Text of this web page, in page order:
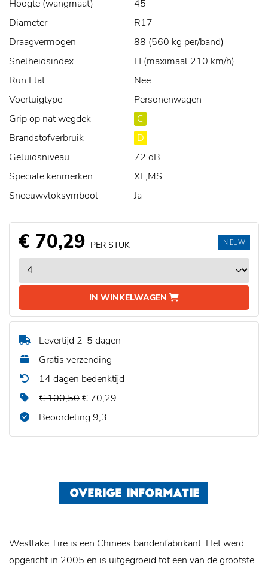
Hoogte (wangmaat)
45
Diameter
R17
Draagvermogen
88 (560 kg per/band)
Snelheidsindex
H (maximaal 210 km/h)
Run Flat
Nee
Voertuigtype
Personenwagen
Grip op nat wegdek
C
Brandstofverbruik
D
Geluidsniveau
72 dB
Speciale kenmerken
XL,MS
Sneeuwvloksymbool
Ja
€ 70,29 PER STUK
IN WINKELWAGEN
NIEUW
Levertijd 2-5 dagen
Gratis verzending
14 dagen bedenktijd
€ 100,50€ 70,29
Beoordeling 9,3
OVERIGE INFORMATIE
Westlake Tire is een Chinees bandenfabrikant. Het werd
opgericht in 2005 en is uitgegroeid tot een van de grootste